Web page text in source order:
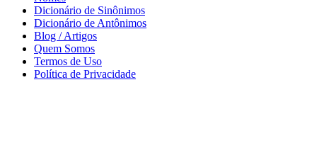
Dicionário de Sinônimos
Dicionário de Antônimos
Blog / Artigos
Quem Somos
Termos de Uso
Política de Privacidade